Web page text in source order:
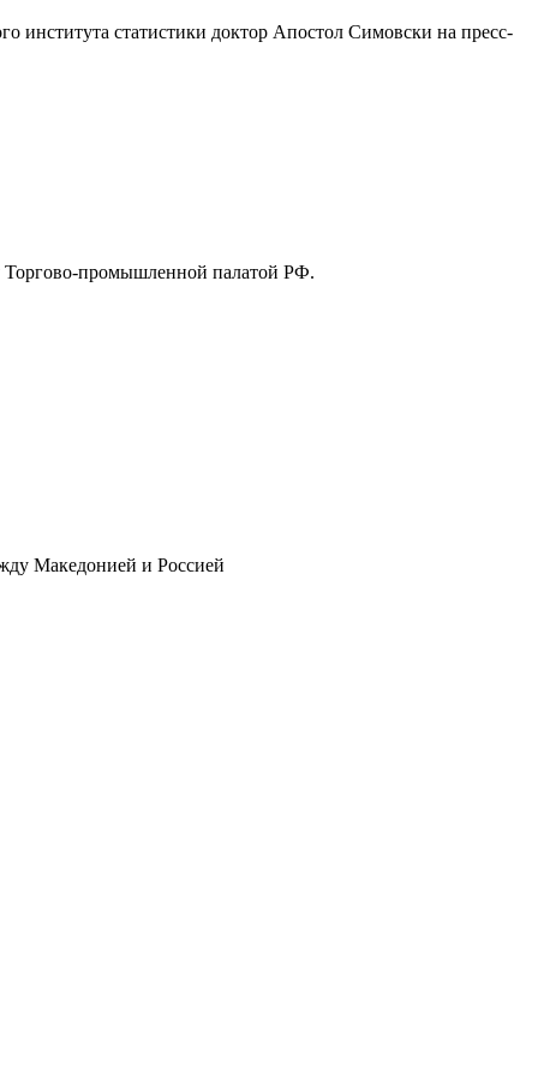
института статистики доктор Апостол Симовски на пресс-
Торгово-промышленной палатой РФ.
Македонией и Россией